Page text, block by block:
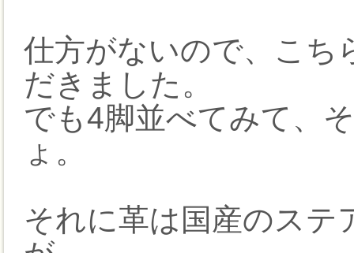
仕方がないので、こち
だきました。
でも4脚並べてみて、
ょ。
それに革は国産のステ